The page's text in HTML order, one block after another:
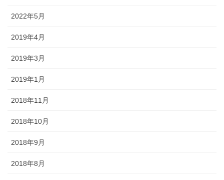
2022年5月
2019年4月
2019年3月
2019年1月
2018年11月
2018年10月
2018年9月
2018年8月